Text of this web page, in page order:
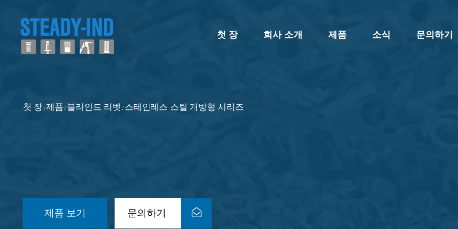
첫 장 회사 소개 제품 소식 문의하기
첫 장 /제품 / 블라인드 리벳 / 스테인레스 스틸 개방형 시리즈
제품 보기 문의하기